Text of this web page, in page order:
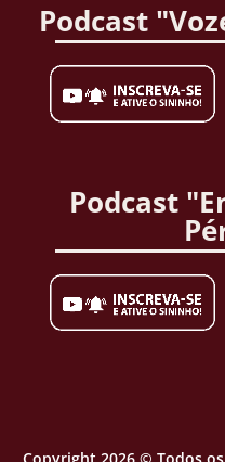
Podcast
Podcast